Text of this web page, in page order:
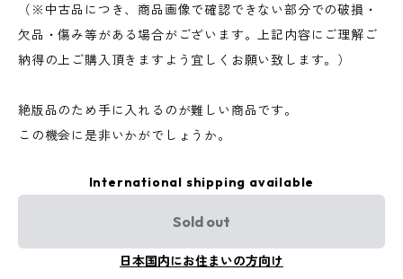
（※中古品につき、商品画像で確認できない部分での破損・
欠品・傷み等がある場合がございます。上記内容にご理解ご
納得の上ご購入頂きますよう宜しくお願い致します。）
絶版品のため手に入れるのが難しい商品です。
この機会に是非いかがでしょうか。
International shipping available
Sold out
日本国内にお住まいの方向け